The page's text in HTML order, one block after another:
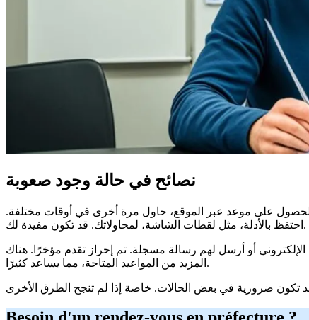
نصائح في حالة وجود صعوبة
على موعد عبر الموقع، حاول مرة أخرى في أوقات مختلفة.
احتفظ بالأدلة، مثل لقطات الشاشة، لمحاولاتك. قد تكون مفيدة لك.
الإلكتروني أو أرسل لهم رسالة مسجلة. تم إحراز تقدم مؤخرًا. هناك
المزيد من المواعيد المتاحة، مما يساعد كثيرًا.